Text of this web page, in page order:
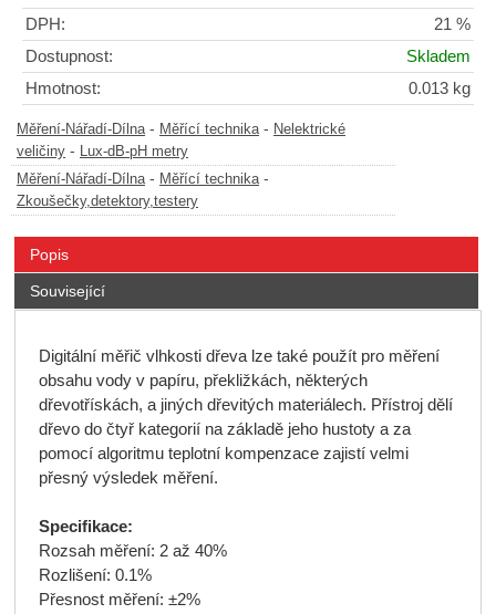
DPH:
21 %
Dostupnost:
Skladem
Hmotnost:
0.013 kg
Měření-Nářadí-Dílna- Měřící technika- Nelektrické
veličiny - Lux-dB-pH metry
Měření-Nářadí-Dílna- Měřící technika-
Zkoušečky,detektory,testery
Popis
Související
Digitální měřič vlhkosti dřeva lze také použít pro měření
obsahu vody v papíru, překližkách, některých
dřevotřískách, a jiných dřevitých materiálech. Přístroj dělí
dřevo do čtyř kategorií na základě jeho hustoty a za
pomocí algoritmu teplotní kompenzace zajistí velmi
přesný výsledek měření.
Specifikace:
Rozsah měření: 2 až 40%
Rozlišení: 0.1%
Přesnost měření: ±2%